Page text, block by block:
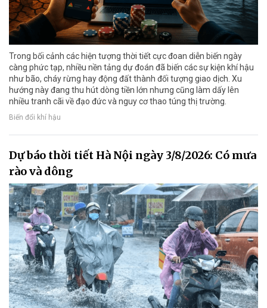
Trong bối cảnh các hiện tượng thời tiết cực đoan diễn biến ngày
càng phức tạp, nhiều nền tảng dự đoán đã biến các sự kiện khí hậu
như bão, cháy rừng hay động đất thành đối tượng giao dịch. Xu
hướng này đang thu hút dòng tiền lớn nhưng cũng làm dấy lên
nhiều tranh cãi về đạo đức và nguy cơ thao túng thị trường.
Biến đổi khí hậu
Dự báo thời tiết Hà Nội ngày 3/8/2026: Có mưa
rào và dông